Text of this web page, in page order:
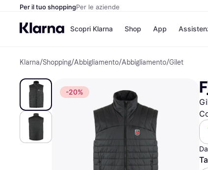
Per il tuo shoppingPer le aziende
Scopri Klarna
Opzioni di
Paga dopo 30
Finanziamento
Shop
Negozi
Media
eBay
Elenco
App
Klarna/Shopping/Abbigliamento/Abbigliamento/Gilet
-20%